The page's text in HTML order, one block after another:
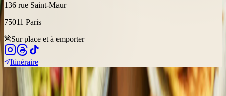
136 rue Saint-Maur
75011 Paris
Sur place et à emporter
Itinéraire
2026 Fusion Flavors Hospitality Group, Site by Be Hype